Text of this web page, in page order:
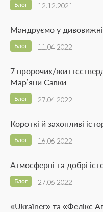
12.12.2021
Блог
Мандруємо у дивовижні
11.04.2022
Блог
7 пророчих/
Мар’яни Савки
27.04.2022
Блог
Короткі й захопливі
16.06.2022
Блог
Атмосферні та добрі
27.06.2022
Блог
«Ukraїner» та «Фелікс